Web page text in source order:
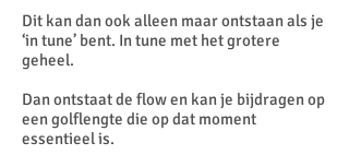
Dit kan dan ook alleen maar ontstaan als je
‘in tune’ bent. In tune met het grotere
geheel.
Dan ontstaat de flow en kan je bijdragen op
een golflengte die op dat moment
essentieel is.